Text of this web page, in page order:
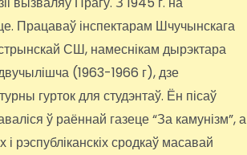
Працаваў інспектарам Шчучынскага
СШ, намеснікам дырэктара
(1963-1966 г), дзе
гурток для студэнтаў. Ён пісаў
ў раённай газеце “За камунізм”, а
рэспубліканскіх сродкаў масавай